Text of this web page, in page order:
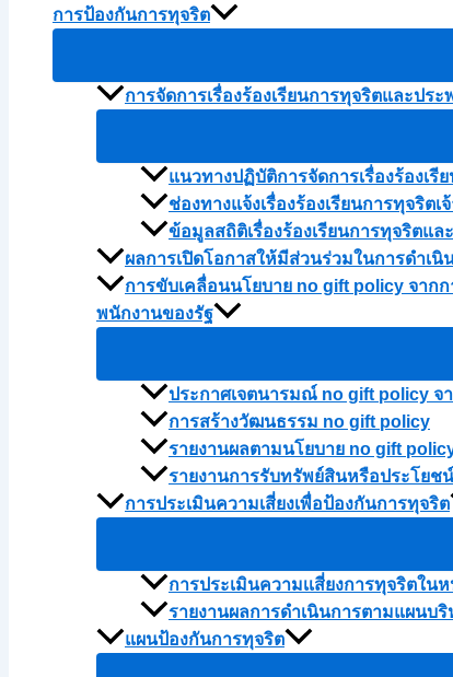
การป้องกันการทุจริต
การจัดการเรื่องร้องเรียนการทุจริตและปร
แนวทางปฏิบัติการจัดการเรื่องร้องเ
ช่องทางแจ้งเรื่องร้องเรียนการทุจริต
ข้อมูลสถิติเรื่องร้องเรียนการทุจริตแ
ผลการเปิดโอกาสให้มีส่วนร่วมในการดำเ
การขับเคลื่อนนโยบาย no gift policy จาก
พนักงานของรัฐ
ประกาศเจตนารมณ์ no gift policy จ
การสร้างวัฒนธรรม no gift policy
รายงานผลตามนโยบาย no gift
รายงานการรับทรัพย์สินหรือประโยช
การประเมินความเสี่ยงเพื่อป้องกันการทุจริต
การประเมินความเเสี่ยงการทุจริตใ
รายงานผลการดำเนินการตามแผนบ
แผนป้องกันการทุจริต